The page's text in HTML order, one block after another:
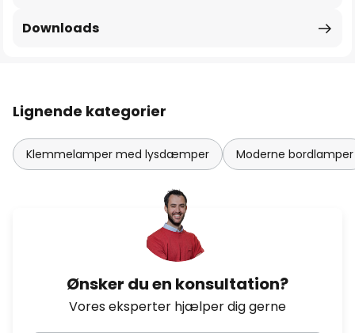
Downloads
Lignende kategorier
Klemmelamper med lysdæmper Moderne bordlamper
Ønsker du en konsultation?
Vores eksperter hjælper dig gerne